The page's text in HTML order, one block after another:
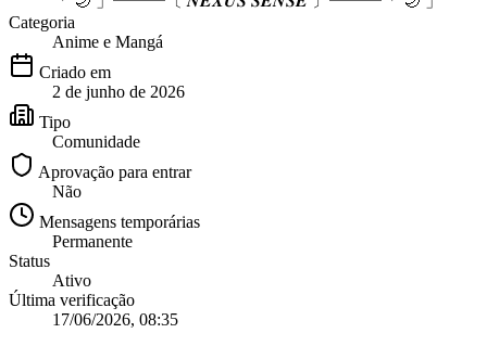
Categoria
Anime e Mangá
Criado em
2 de junho de 2026
Tipo
Comunidade
Aprovação para entrar
Não
Mensagens temporárias
Permanente
Status
Ativo
Última verificação
17/06/2026, 08:35